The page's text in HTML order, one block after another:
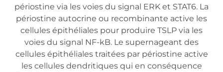
périostine via les voies du signal ERK et STAT6. La
périostine autocrine ou recombinante active les
cellules épithéliales pour produire TSLP via les
voies du signal NF-kB. Le supernageant des
cellules épithéliales traitées par périostine active
les cellules dendritiques qui en conséquence